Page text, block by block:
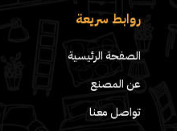
روابط سريعة
الصفحة الرئيسية
عن المصنع
تواصل معنا